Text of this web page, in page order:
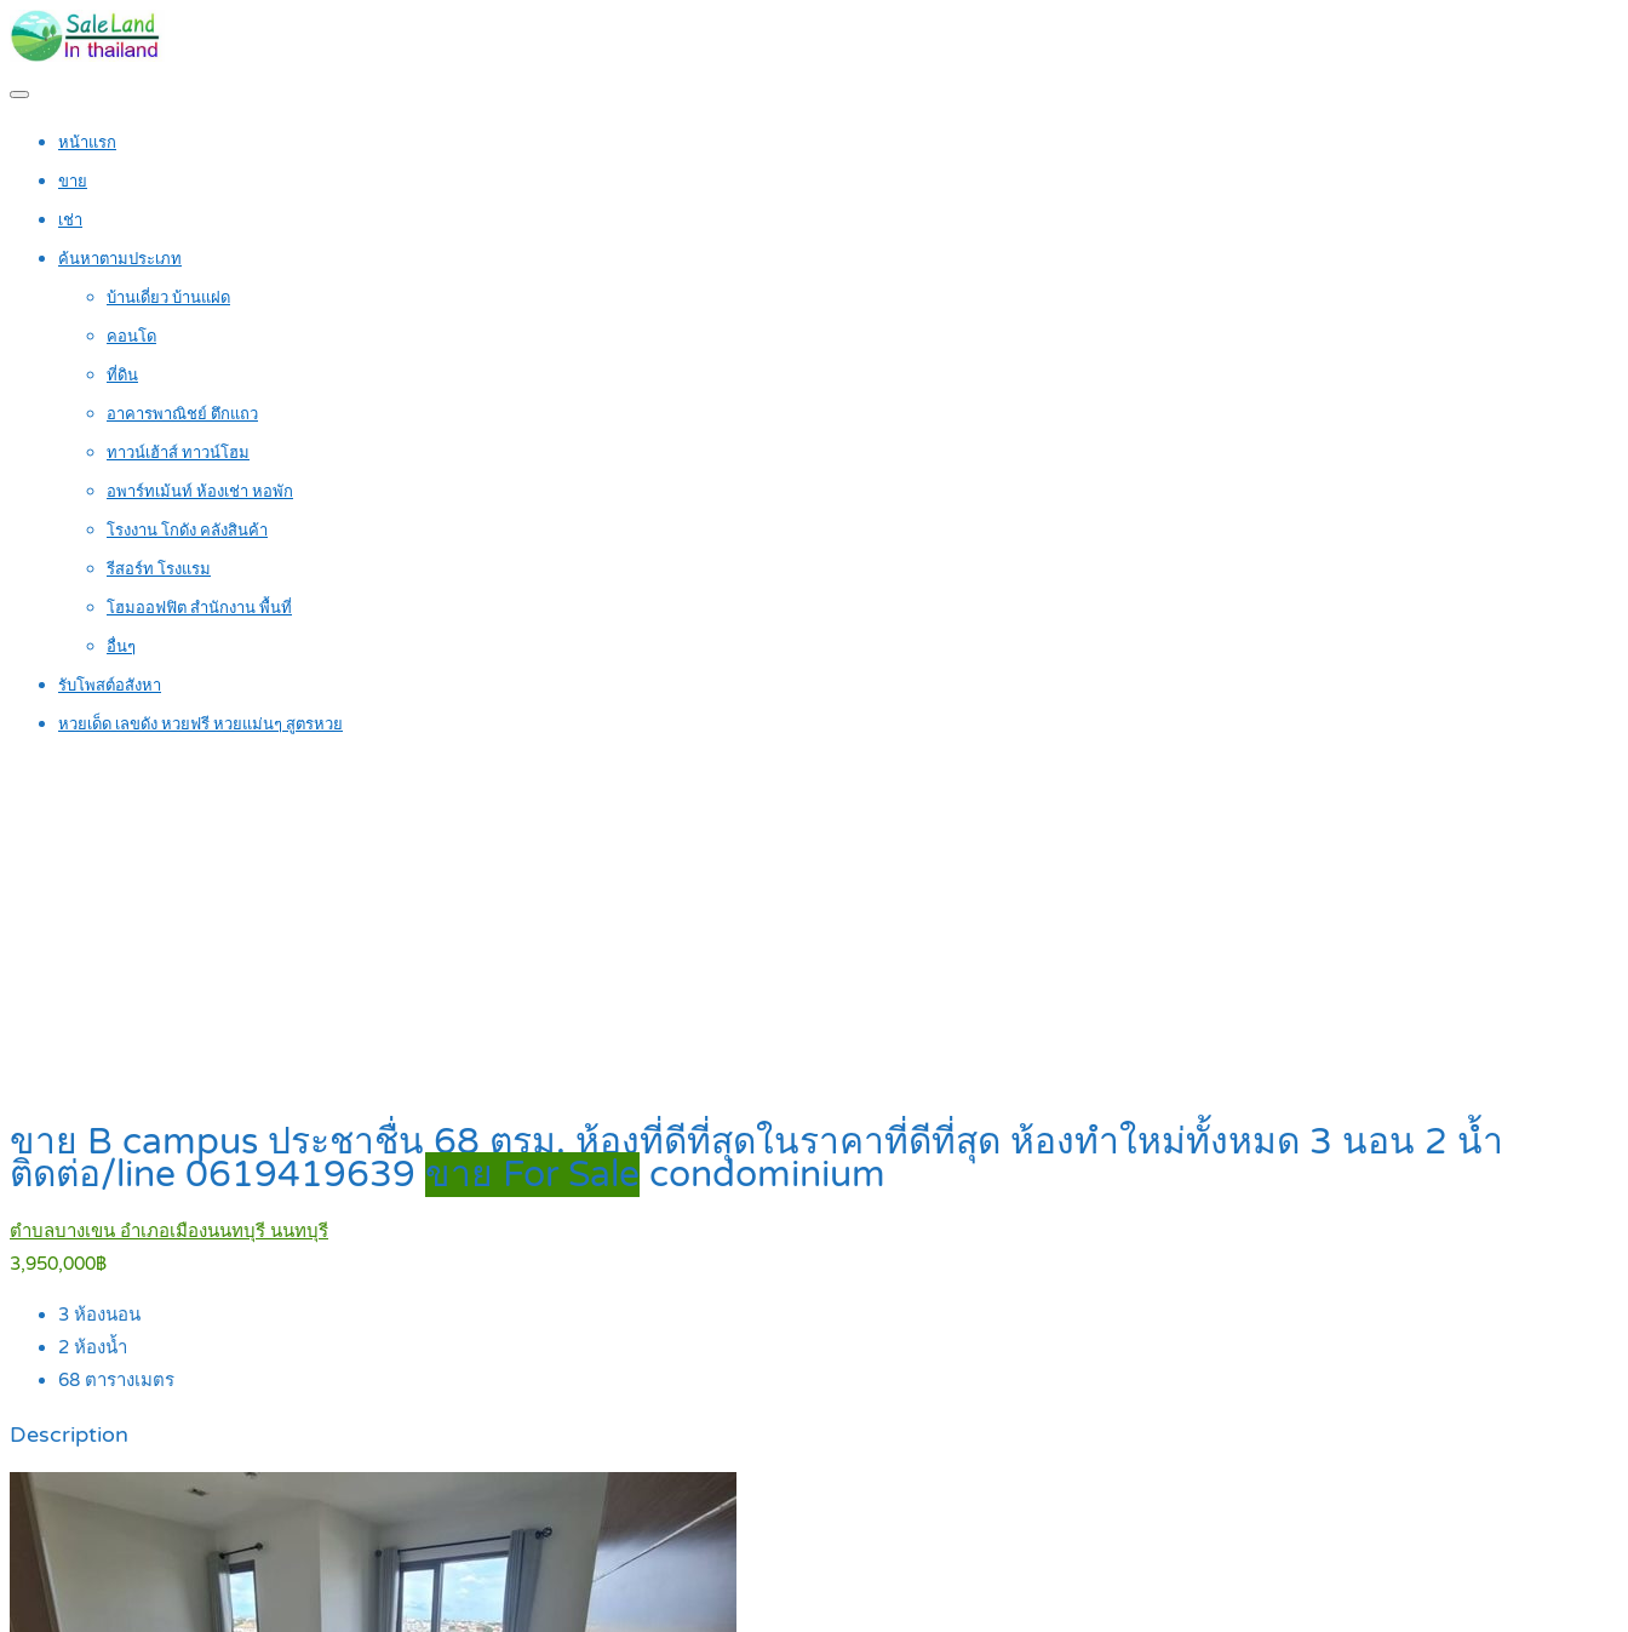
หน้าแรก
ขาย
เช่า
ค้นหาตามประเภท
บ้านเดี่ยว บ้านแฝด
คอนโด
ที่ดิน
อาคารพาณิชย์ ตึกแถว
ทาวน์เฮ้าส์ ทาวน์โฮม
อพาร์ทเม้นท์ ห้องเช่า หอพัก
โรงงาน โกดัง คลังสินค้า
รีสอร์ท โรงแรม
โฮมออฟฟิต สำนักงาน พื้นที่
อื่นๆ
รับโพสต์อสังหา
หวยเด็ด เลขดัง หวยฟรี หวยแม่นๆ สูตรหวย
ขาย B campus ประชาชื่น 68 ตรม. ห้องที่ดีที่สุดในราคาที่ดีที่สุด ห้องทำใหม่ทั้งหมด 3 นอน 2 น้ำ
ติดต่อ/line 0619419639 ขาย For Sale condominium
ตำบลบางเขน อำเภอเมืองนนทบุรี นนทบุรี
3,950,000฿
3 ห้องนอน
2 ห้องน้ำ
68 ตารางเมตร
Description